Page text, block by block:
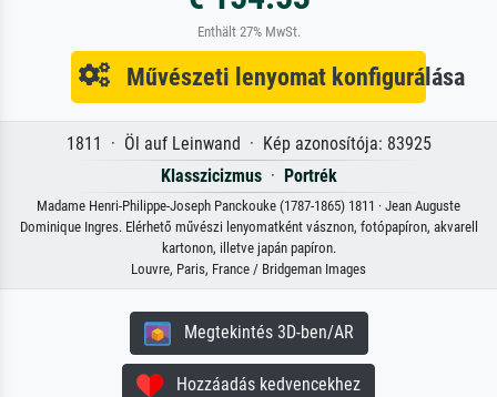
Enthält 27% MwSt.
Művészeti lenyomat konfigurálása
1811 · Öl auf Leinwand · Kép azonosítója: 83925
Klasszicizmus· Portrék
Madame Henri-Philippe-Joseph Panckouke (1787-1865) 1811 · Jean Auguste
Dominique Ingres. Elérhető művészi lenyomatként vásznon, fotópapíron, akvarell
kartonon, illetve japán papíron.
Louvre, Paris, France / Bridgeman Images
Megtekintés 3D-ben/AR
Hozzáadás kedvencekhez